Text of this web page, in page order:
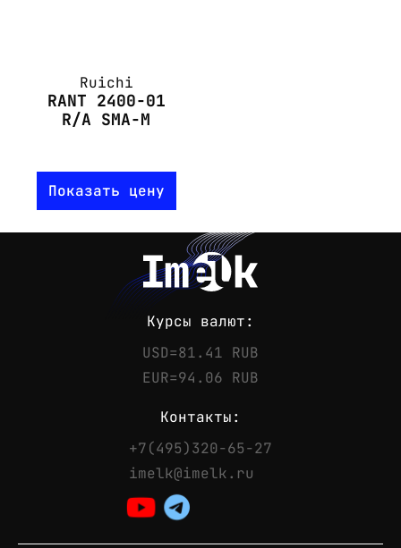
Контакты
Email: imelk@imelk.ru
Ruichi
RANT 2400-01
R/A SMA-M
Показать цену
Курсы валют:
USD=81.41 RUB
EUR=94.06 RUB
Контакты:
+7(495)320-65-27
imelk@imelk.ru